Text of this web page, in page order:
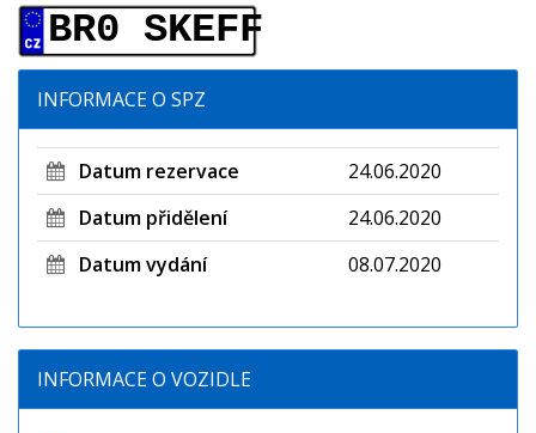
BR0 SKEFF
INFORMACE O SPZ
Datum rezervace
24.06.2020
Datum přidělení
24.06.2020
Datum vydání
08.07.2020
INFORMACE O VOZIDLE